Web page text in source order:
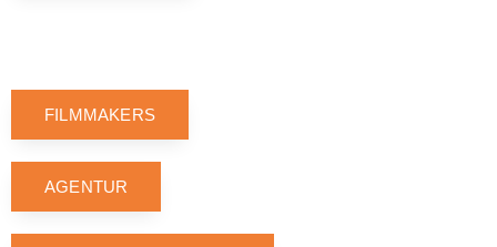
FILMMAKERS
AGENTUR